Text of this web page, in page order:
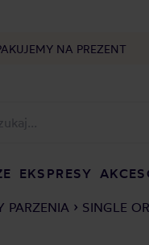
NA PREZENT
EKSPRESY
PARZENIA SINGLE